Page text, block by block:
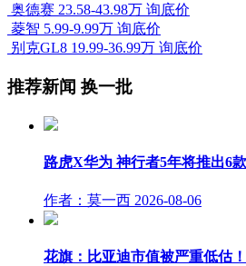
奥德赛 23.58-43.98万 询底价
菱智 5.99-9.99万 询底价
别克GL8 19.99-36.99万 询底价
推荐新闻 换一批
路虎X华为 神行者5年将推出6
作者：莫一西 2026-08-06
花旗：比亚迪市值被严重低估